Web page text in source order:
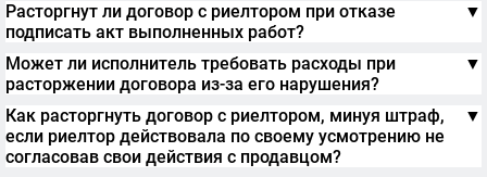
Расторгнут ли договор с риелтором при отказе
подписать акт выполненных работ?
▼
Может ли исполнитель требовать расходы при
расторжении договора из-за его нарушения?
▼
Как расторгнуть договор с риелтором, минуя штраф,
если риелтор действовала по своему усмотрению не
согласовав свои действия с продавцом?
▼